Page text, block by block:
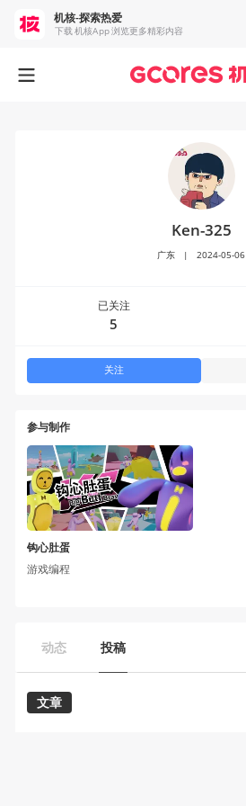
参与制作
钩心肚蛋
游戏编程
动态 投稿
文章
Ken-325
广东 | 2024-05-06
已关注
5
关注
机核-探索热爱
下载 机核App 浏览更多精彩内容